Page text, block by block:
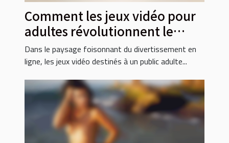
Comment les jeux vidéo pour
adultes révolutionnent le
divertissement en ligne
Dans le paysage foisonnant du divertissement en
ligne, les jeux vidéo destinés à un public adulte...